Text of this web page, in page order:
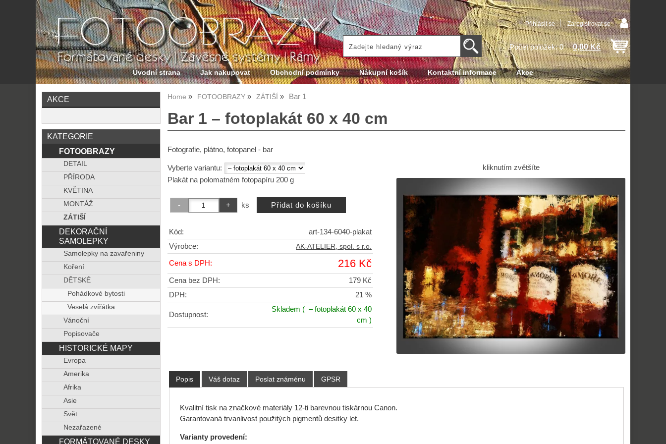
Přihlásit se Zaregistrovat se
Počet položek: 0 0,00 Kč
Úvodní strana Jak nakupovat Obchodní podmínky Nákupní košík Kontaktní informace Akce
Home FOTOOBRAZY ZÁTIŠÍ Bar 1
Bar 1 – fotoplakát 60 x 40 cm
Fotografie, plátno, fotopanel - bar
kliknutím zvětšíte
Vyberte variantu:
Plakát na polomatném fotopapíru 200 g
ks
Kód:
art-134-6040-plakat
Výrobce:
AK-ATELIER, spol. s r.o.
Cena s DPH: 216 Kč
Cena bez DPH:
179 Kč
DPH:
21 %
Dostupnost:
Skladem ( – fotoplakát 60 x 40
cm )
Popis Váš dotaz Poslat známénu GPSR
Kvalitní tisk na značkové materiály 12-ti barevnou tiskárnou Canon.
Garantovaná trvanlivost použitých pigmentů desitky let.
Varianty provedení:
AKCE
KATEGORIE
FOTOOBRAZY
DETAIL
PŘÍRODA
KVĚTINA
MONTÁŽ
ZÁTIŠÍ
DEKORAČNÍ
SAMOLEPKY
Samolepky na zavařeniny
Koření
DĚTSKÉ
Pohádkové bytosti
Veselá zvířátka
Vánoční
Popisovače
HISTORICKÉ MAPY
Evropa
Amerika
Afrika
Asie
Svět
Nezařazené
FORMÁTOVANÉ DESKY